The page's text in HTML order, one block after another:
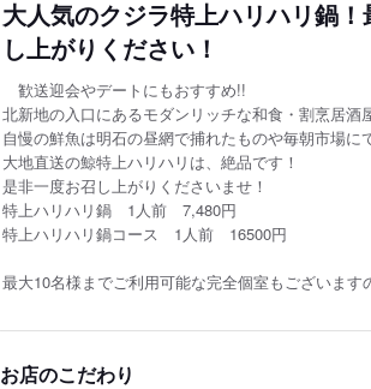
大人気のクジラ特上ハリハリ鍋
し上がりください！
歓送迎会やデートにもおすすめ!!
北新地の入口にあるモダンリッチな和食・割烹居酒
自慢の鮮魚は明石の昼網で捕れたものや毎朝市場に
大地直送の鯨特上ハリハリは、絶品です！
是非一度お召し上がりくださいませ！
特上ハリハリ鍋 1人前 7,480円
特上ハリハリ鍋コース 1人前 16500円
最大10名様までご利用可能な完全個室もございま
お店のこだわり